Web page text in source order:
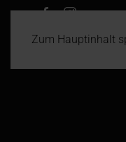
Zum Hauptinhalt